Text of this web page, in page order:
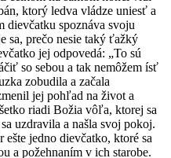
ktorý ledva vládze uniesť a
dievčatku spoznáva svoju
sa, prečo nesie taký ťažký
jej odpovedá: „To sú
so sebou a tak nemôžem ísť
zobudila a začala
jej pohľad na život a
riadi Božia vôľa, ktorej sa
uzdravila a našla svoj pokoj.
jedno dievčatko, ktoré sa
a požehnaním v ich starobe.